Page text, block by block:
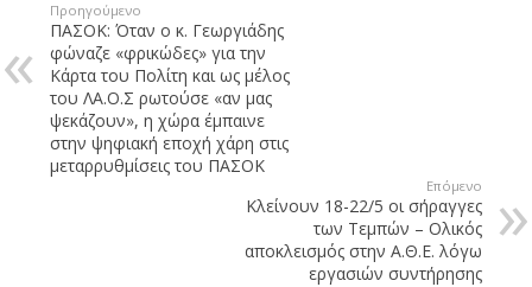
Προηγούμενο
ΠΑΣΟΚ: Όταν ο κ. Γεωργιάδης
φώναζε «φρικώδες» για την
Κάρτα του Πολίτη και ως μέλος
του ΛΑ.Ο.Σ ρωτούσε «αν μας
ψεκάζουν», η χώρα έμπαινε
στην ψηφιακή εποχή χάρη στις
μεταρρυθμίσεις του ΠΑΣΟΚ
Επόμενο
Κλείνουν 18-22/5 οι σήραγγες
των Τεμπών – Ολικός
αποκλεισμός στην Α.Θ.Ε. λόγω
εργασιών συντήρησης